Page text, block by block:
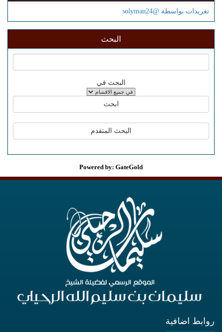
تغريدات بواسطة @solyman24
البحث
البحث في
Powered by: GateGold
روابط اضافية